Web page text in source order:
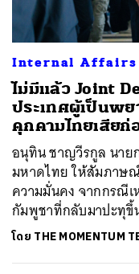
Internal Affairs
ไม่มีแล้ว Joint
ประเทศผู้เป็นพย
คุกคามไทยเสียก่
อนุทิน ชาญวีรกูล นาย
มหาดไทย ให้สัมภาษ
ความมั่นคง จากกรณี
กัมพูชาที่กลับมาปะทุขึ้
โดย THE MOMENTUM